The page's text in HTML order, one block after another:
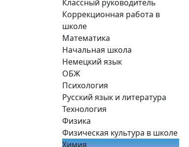
Классный руководитель
Коррекционная работа в
школе
Математика
Начальная школа
Немецкий язык
ОБЖ
Психология
Русский язык и литература
Технология
Физика
Физическая культура в школе
Химия